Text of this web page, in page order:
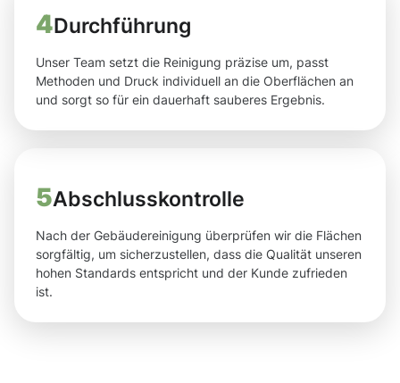
4Durchführung
Unser Team setzt die Reinigung präzise um, passt
Methoden und Druck individuell an die Oberflächen an
und sorgt so für ein dauerhaft sauberes Ergebnis.
5Abschlusskontrolle
Nach der Gebäudereinigung überprüfen wir die Flächen
sorgfältig, um sicherzustellen, dass die Qualität unseren
hohen Standards entspricht und der Kunde zufrieden
ist.